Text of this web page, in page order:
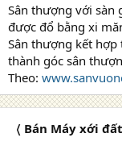
Sân thượng với sàn
được đổ bằng xi
Sân thượng kết hợp
thành góc sân
Theo:
〈 Bán Máy xới